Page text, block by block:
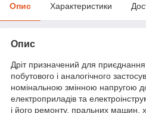
Опис Характеристики
Опис
Дріт призначений для
побутового і аналогічного
номінальною змінною напругою
електроприладів та
і його ремонту, пральних машин,